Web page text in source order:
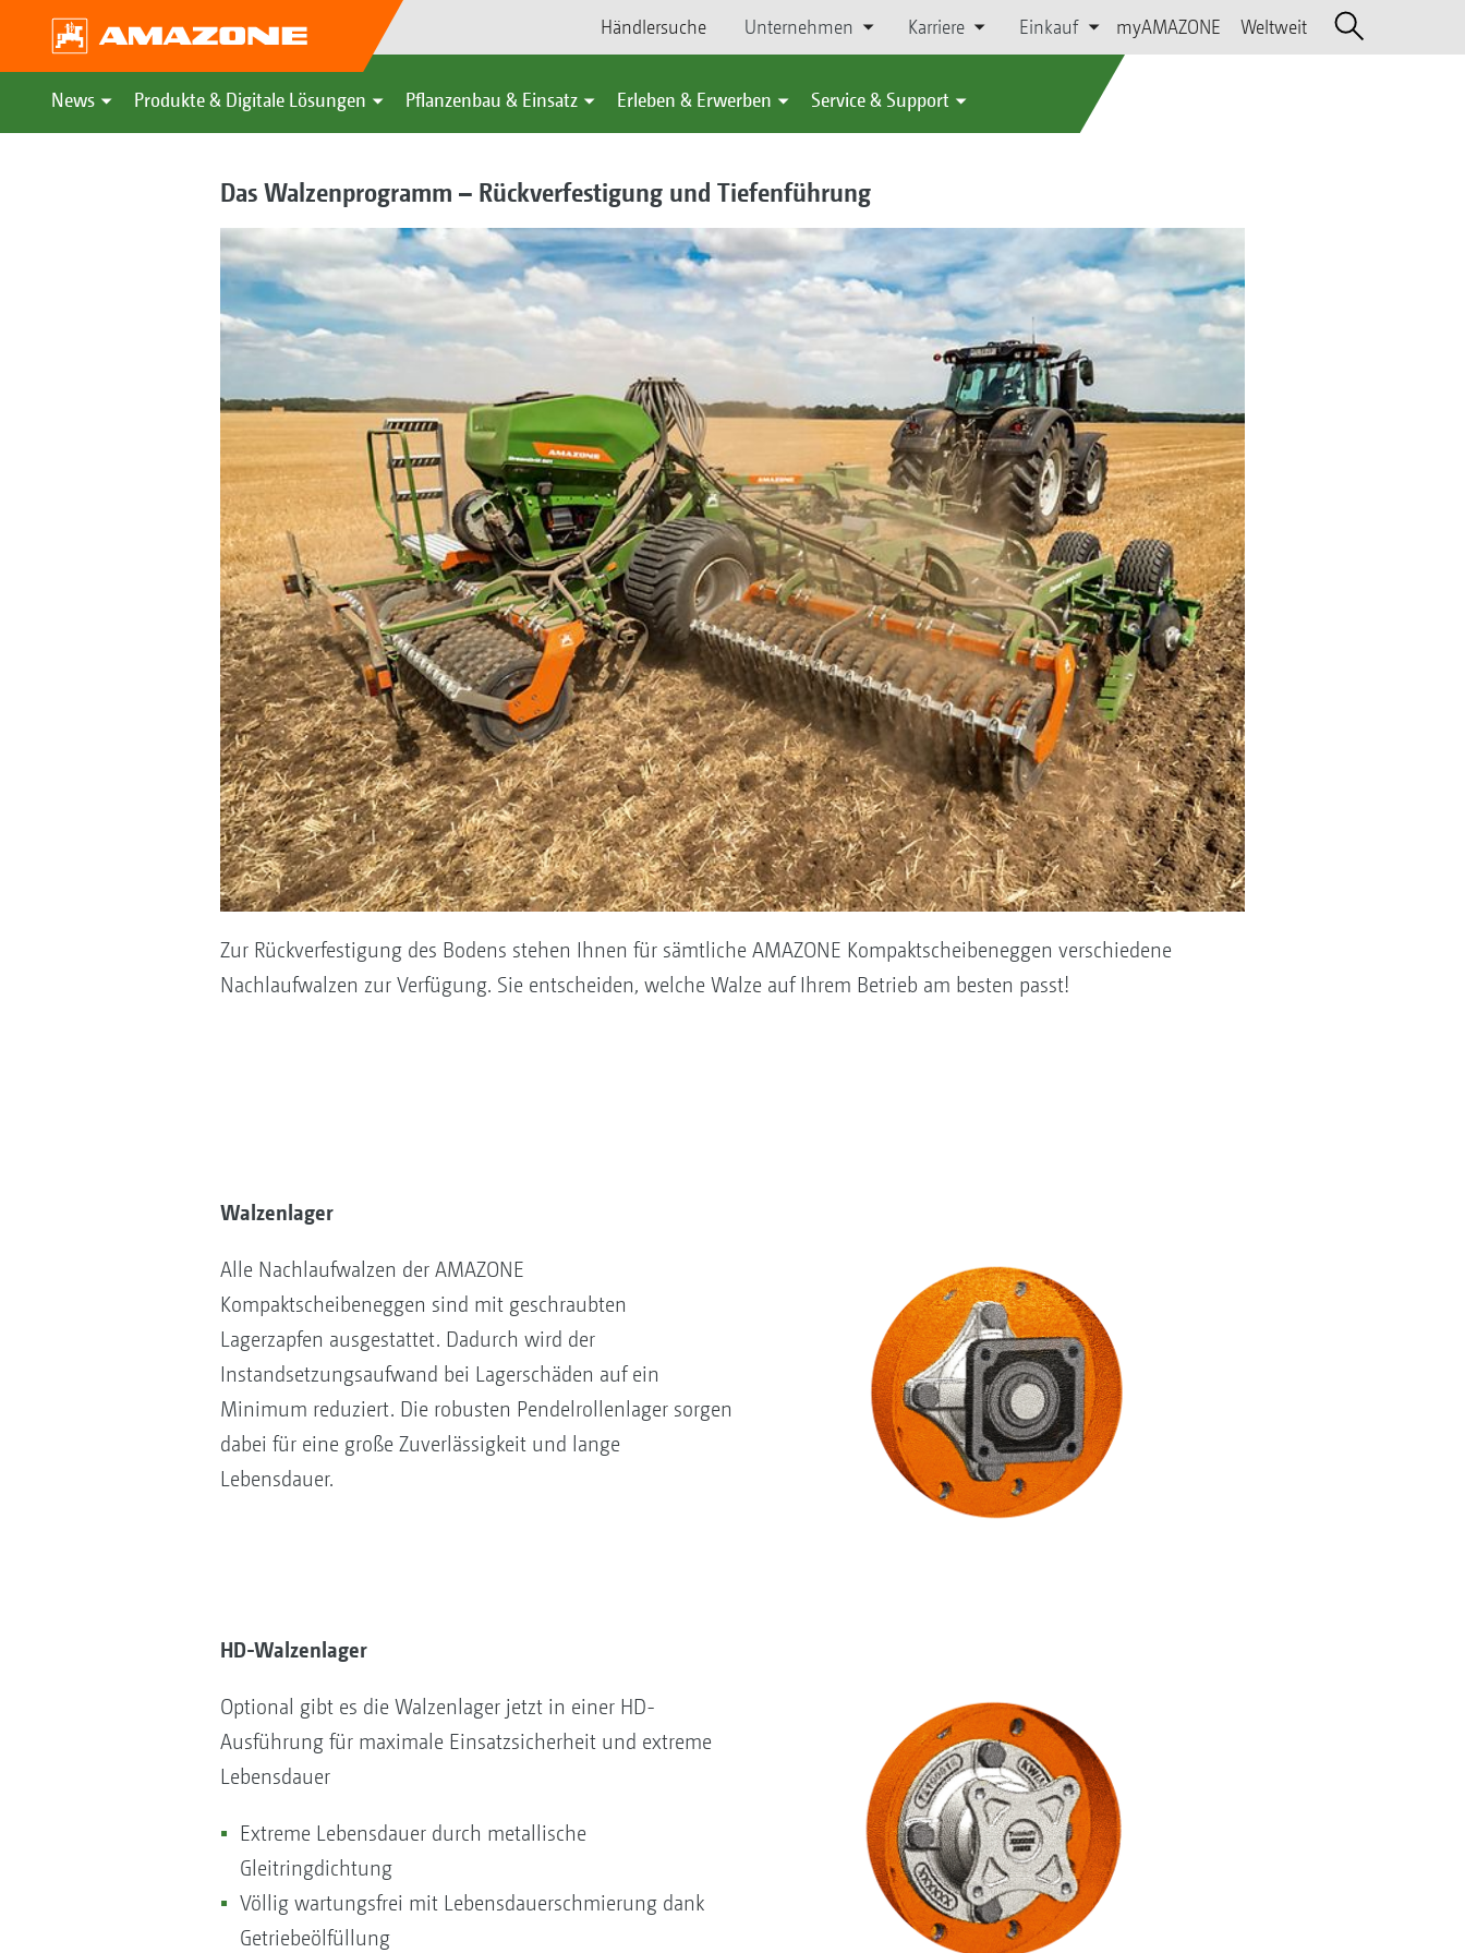
Händlersuche Unternehmen Karriere Einkauf myAMAZONE Weltweit
News Produkte & Digitale Lösungen Pflanzenbau & Einsatz Erleben & Erwerben Service & Support
Das Walzenprogramm – Rückverfestigung und Tiefenführung
Zur Rückverfestigung des Bodens stehen Ihnen für sämtliche AMAZONE Kompaktscheibeneggen verschiedene
Nachlaufwalzen zur Verfügung. Sie entscheiden, welche Walze auf Ihrem Betrieb am besten passt!
Walzenlager
Alle Nachlaufwalzen der AMAZONE
Kompaktscheibeneggen sind mit geschraubten
Lagerzapfen ausgestattet. Dadurch wird der
Instandsetzungsaufwand bei Lagerschäden auf ein
Minimum reduziert. Die robusten Pendelrollenlager sorgen
dabei für eine große Zuverlässigkeit und lange
Lebensdauer.
HD-Walzenlager
Optional gibt es die Walzenlager jetzt in einer HD-
Ausführung für maximale Einsatzsicherheit und extreme
Lebensdauer
Extreme Lebensdauer durch metallische
Gleitringdichtung
Völlig wartungsfrei mit Lebensdauerschmierung dank
Getriebeölfüllung